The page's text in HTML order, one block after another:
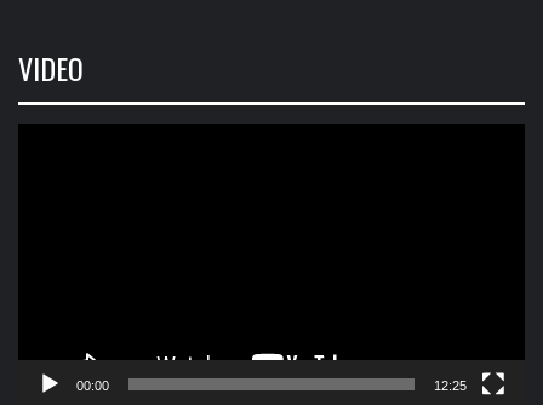
VIDEO
00:00 12:25